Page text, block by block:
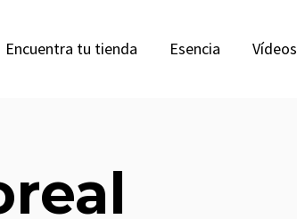
Encuentra tu tienda Esencia Vídeos